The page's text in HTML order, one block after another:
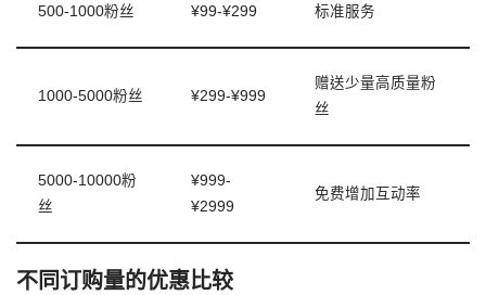
500-1000粉丝 ¥99-¥299 标准服务
1000-5000粉丝 ¥299-¥999
赠送少量高质量粉
丝
5000-10000粉
丝
¥999-
¥2999
免费增加互动率
不同订购量的优惠比较